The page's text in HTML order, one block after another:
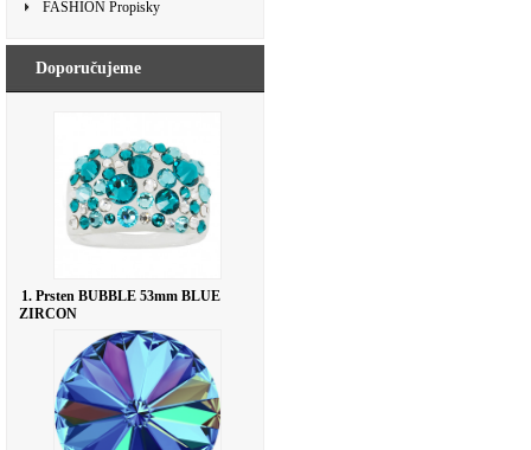
FASHION Propisky
Doporučujeme
1. Prsten BUBBLE 53mm BLUE
ZIRCON